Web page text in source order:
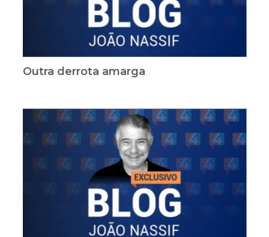
Outra derrota amarga